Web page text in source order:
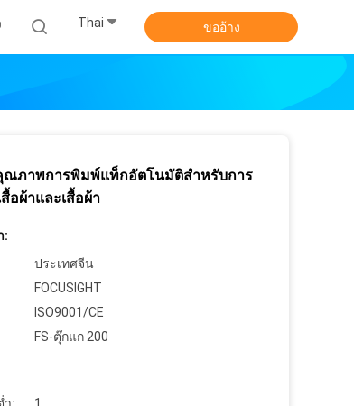
Thai ขออ้าง
ณภาพการพิมพ์แท็กอัตโนมัติสำหรับการ
อผ้าและเสื้อผ้า
:
ประเทศจีน
FOCUSIGHT
ISO9001/CE
FS-ตุ๊กแก 200